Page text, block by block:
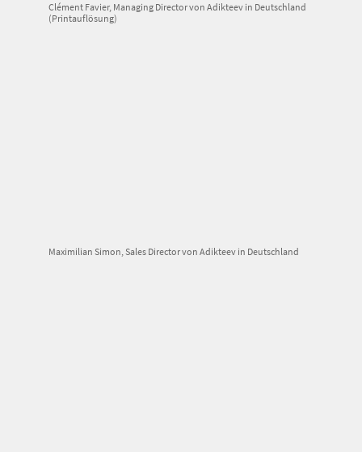
Clément Favier, Managing Director von Adikteev in Deutschland
(Printauflösung)
Maximilian Simon, Sales Director von Adikteev in Deutschland